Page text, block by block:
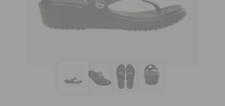
كروكس لمكان العمل